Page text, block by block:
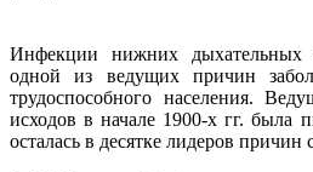
Инфекции нижних
одной из ведущих причин
трудоспособного населения.
исходов в начале 1900-х гг.
осталась в десятке лидеров причин